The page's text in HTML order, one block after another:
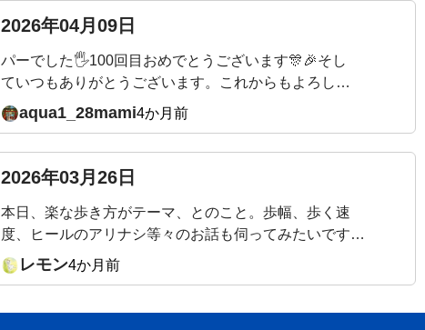
いたします🙇
2026年04月09日
パーでした🖐️100回目おめでとうございます🎊🎉そし
ていつもありがとうございます。これからもよろしく
お願いいたします🙇
aqua1_28mami4か月前
2026年03月26日
本日、楽な歩き方がテーマ、とのこと。歩幅、歩く速
度、ヒールのアリナシ等々のお話も伺ってみたいです。
(LINEお知らせの『質問』をクリックすると、此処に飛ん
でくるみたいで。書く場所が違っていたら申し訳ありま
レモン4か月前